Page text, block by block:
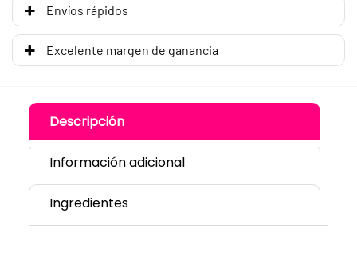
Envíos rápidos
Excelente margen de ganancia
Descripción
Información adicional
Ingredientes